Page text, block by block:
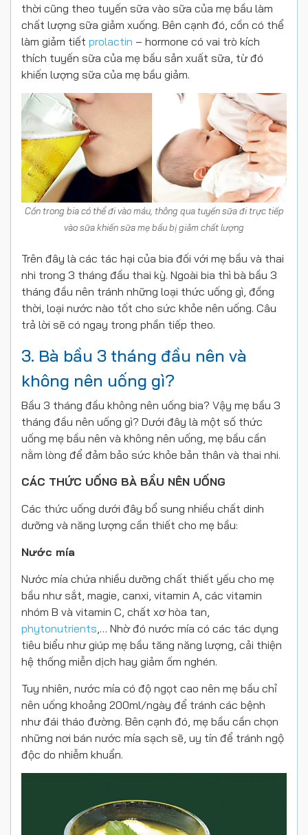
thời cũng theo tuyến sữa vào sữa của mẹ bầu làm
chất lượng sữa giảm xuống. Bên cạnh đó, cồn có thể
làm giảm tiết prolactin – hormone có vai trò kích
thích tuyến sữa của mẹ bầu sản xuất sữa, từ đó
khiến lượng sữa của mẹ bầu giảm.
Cồn trong bia có thể đi vào máu, thông qua tuyến sữa đi trực tiếp
vào sữa khiến sữa mẹ bầu bị giảm chất lượng
Trên đây là các tác hại của bia đối với mẹ bầu và thai
nhi trong 3 tháng đầu thai kỳ. Ngoài bia thì bà bầu 3
tháng đầu nên tránh những loại thức uống gì, đồng
thời, loại nước nào tốt cho sức khỏe nên uống. Câu
trả lời sẽ có ngay trong phần tiếp theo.
3. Bà bầu 3 tháng đầu nên và
không nên uống gì?
Bầu 3 tháng đầu không nên uống bia? Vậy mẹ bầu 3
tháng đầu nên uống gì? Dưới đây là một số thức
uống mẹ bầu nên và không nên uống, mẹ bầu cần
nằm lòng để đảm bảo sức khỏe bản thân và thai nhi.
CÁC THỨC UỐNG BÀ BẦU NÊN UỐNG
Các thức uống dưới đây bổ sung nhiều chất dinh
dưỡng và năng lượng cần thiết cho mẹ bầu:
Nước mía
Nước mía chứa nhiều dưỡng chất thiết yếu cho mẹ
bầu như sắt, magie, canxi, vitamin A, các vitamin
nhóm B và vitamin C, chất xơ hòa tan,
phytonutrients ,… Nhờ đó nước mía có các tác dụng
tiêu biểu như giúp mẹ bầu tăng năng lượng, cải thiện
hệ thống miễn dịch hay giảm ốm nghén.
Tuy nhiên, nước mía có độ ngọt cao nên mẹ bầu chỉ
nên uống khoảng 200ml/ngày để tránh các bệnh
như đái tháo đường. Bên cạnh đó, mẹ bầu cần chọn
những nơi bán nước mía sạch sẽ, uy tín để tránh ngộ
độc do nhiễm khuẩn.